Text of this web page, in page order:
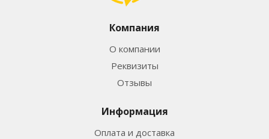
Компания
О компании
Реквизиты
Отзывы
Информация
Оплата и доставка